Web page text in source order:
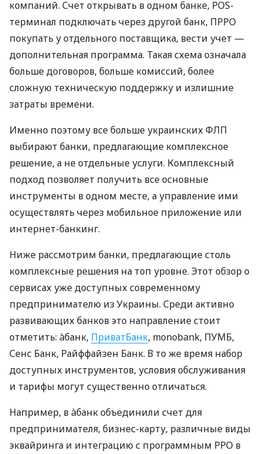
компаний. Счет открывать в одном банке, POS-
терминал подключать через другой банк, ПРРО
покупать у отдельного поставщика, вести учет —
дополнительная программа. Такая схема означала
больше договоров, больше комиссий, более
сложную техническую поддержку и излишние
затраты времени.
Именно поэтому все больше украинских ФЛП
выбирают банки, предлагающие комплексное
решение, а не отдельные услуги. Комплексный
подход позволяет получить все основные
инструменты в одном месте, а управление ими
осуществлять через мобильное приложение или
интернет-банкинг.
Ниже рассмотрим банки, предлагающие столь
комплексные решения на топ уровне. Этот обзор о
сервисах уже доступных современному
предпринимателю из Украины. Среди активно
развивающих банков это направление стоит
отметить: àбанк, ПриватБанк, monobank, ПУМБ,
Сенс Банк, Райффайзен Банк. В то же время набор
доступных инструментов, условия обслуживания
и тарифы могут существенно отличаться.
Например, в àбанк объединили счет для
предпринимателя, бизнес-карту, различные виды
эквайринга и интеграцию с программным РРО в